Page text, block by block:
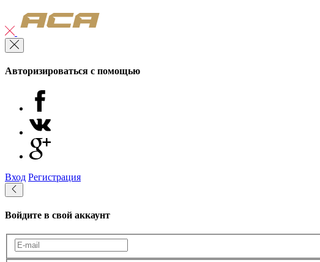
Авторизироваться с помощью
Вход Регистрация
Войдите в свой аккаунт